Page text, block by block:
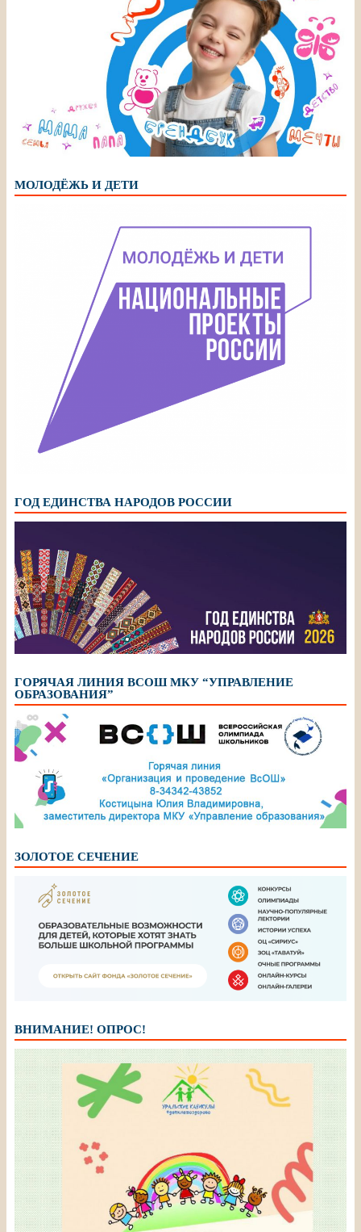
МОЛОДЁЖЬ И ДЕТИ
ГОД ЕДИНСТВА НАРОДОВ РОССИИ
ГОРЯЧАЯ ЛИНИЯ ВСОШ МКУ “УПРАВЛЕНИЕ
ОБРАЗОВАНИЯ”
ЗОЛОТОЕ СЕЧЕНИЕ
ВНИМАНИЕ! ОПРОС!